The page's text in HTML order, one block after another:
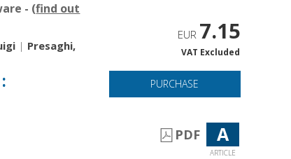
- (find out
| Presaghi,
EUR 7.15
VAT Excluded
PURCHASE
PDF A
ARTICLE